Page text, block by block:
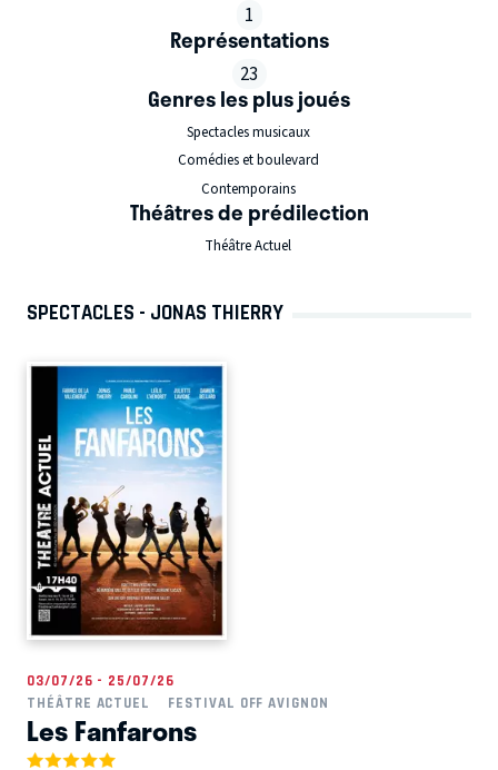
1
Représentations
23
Genres les plus joués
Spectacles musicaux
Comédies et boulevard
Contemporains
Théâtres de prédilection
Théâtre Actuel
SPECTACLES - JONAS THIERRY
03/07/26 - 25/07/26
THÉÂTRE ACTUEL
FESTIVAL OFF AVIGNON
Les Fanfarons